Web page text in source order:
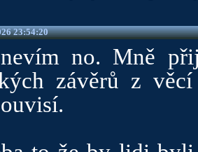
23:54:20
no. Mně
závěrů z